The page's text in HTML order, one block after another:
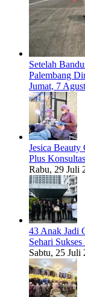
Setelah
Palembang
Jumat, 7
Jesica
Plus
Rabu, 29 Juli
43 Anak Jadi
Sehari
Sabtu, 25 Juli